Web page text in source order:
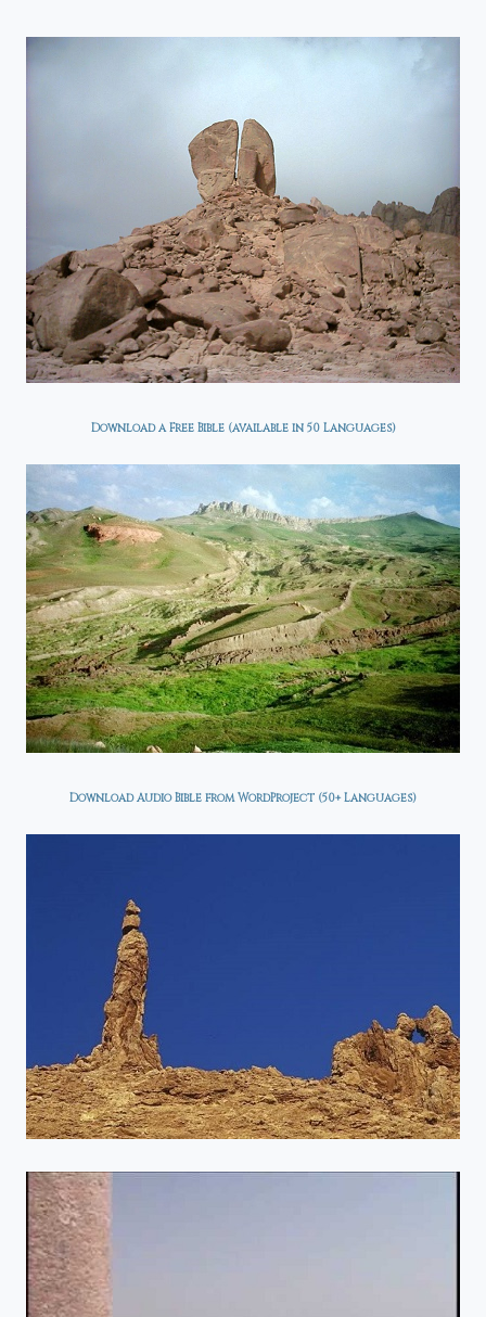
Download a Free Bible (available in 50 Languages)
Download Audio Bible from WordProject (50+ Languages)